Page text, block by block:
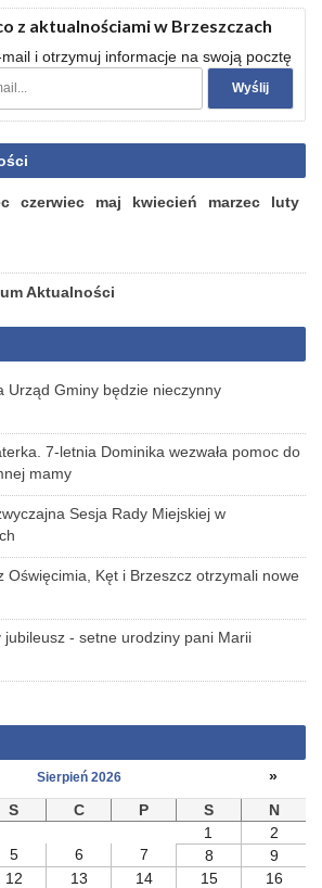
z aktualnościami w Brzeszczach
i otrzymuj informacje na swoją pocztę
czerwiec maj kwiecień marzec
luty
Aktualności
Urząd Gminy będzie nieczynny
7-letnia Dominika wezwała pomoc do
mamy
Sesja Rady Miejskiej w
Oświęcimia, Kęt i Brzeszcz otrzymali nowe
jubileusz - setne urodziny pani Marii
Sierpień 2026
»
S C P S
N
1
2
5 6 7 8
9
12 13 14 15
16